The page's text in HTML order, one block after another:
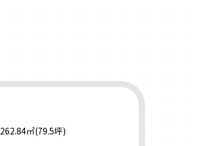
262.84㎡(79.5坪)